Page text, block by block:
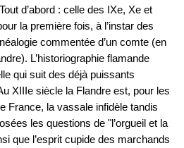
d’abord : celle des IXe, Xe et
la première fois, à l’instar des
commentée d’un comte (en
L’historiographie flamande
qui suit des déjà puissants
XIIIe siècle la Flandre est, pour les
France, la vassale infidèle tandis
les questions de "l’orgueil et la
que l’esprit cupide des marchands